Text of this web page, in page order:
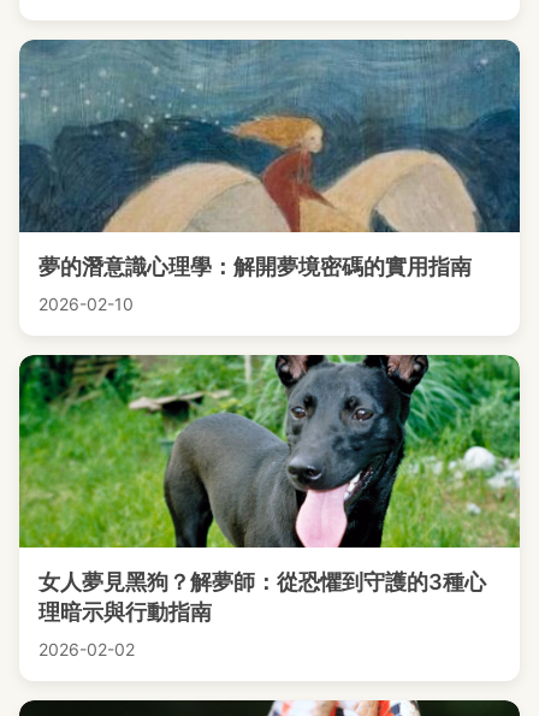
夢的潛意識心理學：解開夢境密碼的實用指南
2026-02-10
女人夢見黑狗？解夢師：從恐懼到守護的3種心
理暗示與行動指南
2026-02-02